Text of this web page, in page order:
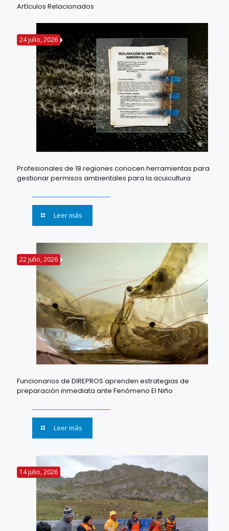
Artículos Relacionados
24 julio, 2026
Profesionales de 18 regiones conocen herramientas para
gestionar permisos ambientales para la acuicultura
Leer más
22 julio, 2026
Funcionarios de DIREPROS aprenden estrategias de
preparación inmediata ante Fenómeno El Niño
Leer más
14 julio, 2026